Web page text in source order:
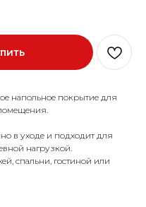
напольное покрытие для
в уходе и подходит для
нагрузкой.
спальни, гостиной или